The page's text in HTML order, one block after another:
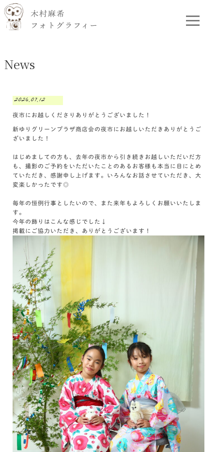
News
2026.07.12
夜市にお越しくださりありがとうございました！
新ゆりグリーンプラザ商店会の夜市にお越しいただきありがとうご
ざいました！
はじめましての方も、去年の夜市から引き続きお越しいただいだ方
も、撮影のご予約をいただいたことのあるお客様も本当に目にとめ
ていただき、感謝申し上げます。いろんなお話させていただき、大
変楽しかったです◎
毎年の恒例行事としたいので、また来年もよろしくお願いいたしま
す。
今年の飾りはこんな感じでした↓
掲載にご協力いただき、ありがとうございます！